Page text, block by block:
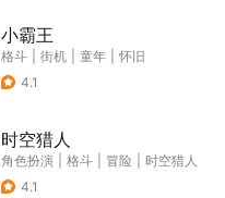
小霸王
格斗 街机 童年
怀旧
4.1
时空猎人
角色扮演 格斗 冒险
时空猎人
4.1